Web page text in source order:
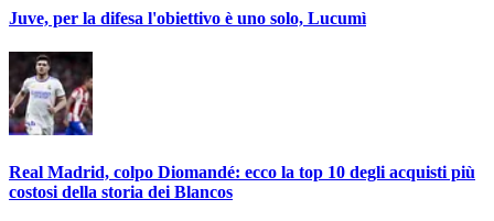
Juve, per la difesa l'obiettivo è uno solo, Lucumì
Real Madrid, colpo Diomandé: ecco la top 10 degli acquisti più
costosi della storia dei Blancos